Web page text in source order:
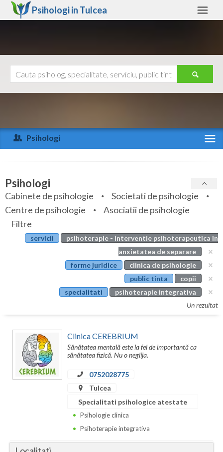
Psihologi in Tulcea
Arad
Arges
Bihor
Bistrita-Nasaud
Botosani
Calarasi
Caras-Severin
Cluj
Dolj
Ajutor
Psihologi
Specialitati
Servicii
Articole
Evenimente
Psihologi
Cabinete de psihologie
Societati de psihologie
Centre de psihologie
Asociatii de psihologie
Filtre
servicii
psihoterapie - interventie psihoterapeutica in
anxietatea de separare
forme juridice
clinica de psihologie
public tinta
copii
specialitati
psihoterapie integrativa
Un rezultat
Clinica CEREBRIUM
Sănătatea mentală este la fel de importantă ca
sănătatea fizică. Nu o neglija.
0752028775
Tulcea
Specialitati psihologice atestate
Psihologie clinica
Psihoterapie integrativa